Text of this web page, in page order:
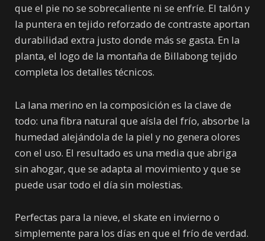
que el pie no se sobrecaliente ni se enfríe. El talón y
la puntera en tejido reforzado de contraste aportan
durabilidad extra justo donde más se gasta. En la
planta, el logo de la montaña de Billabong tejido
completa los detalles técnicos.
La lana merino en la composición es la clave de
todo: una fibra natural que aísla del frío, absorbe la
humedad alejándola de la piel y no genera olores
con el uso. El resultado es una media que abriga
sin ahogar, que se adapta al movimiento y que se
puede usar todo el día sin molestias.
Perfectas para la nieve, el skate en invierno o
simplemente para los días en que el frío de verdad.